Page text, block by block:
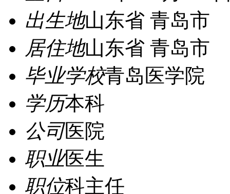
出生地山东省 青岛市
居住地山东省 青岛市
毕业学校青岛医学院
学历本科
公司医院
职业医生
职位科主任